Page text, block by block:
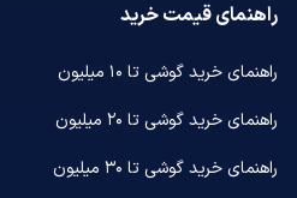
راهنمای قیمت خرید
راهنمای خرید گوشی تا ۱۰ میلیون
راهنمای خرید گوشی تا ۲۰ میلیون
راهنمای خرید گوشی تا ۳۰ میلیون